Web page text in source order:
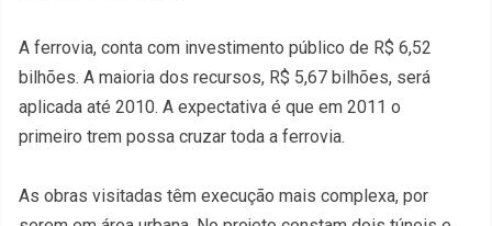
A ferrovia, conta com investimento público de R$ 6,52
bilhões. A maioria dos recursos, R$ 5,67 bilhões, será
aplicada até 2010. A expectativa é que em 2011 o
primeiro trem possa cruzar toda a ferrovia.
As obras visitadas têm execução mais complexa, por